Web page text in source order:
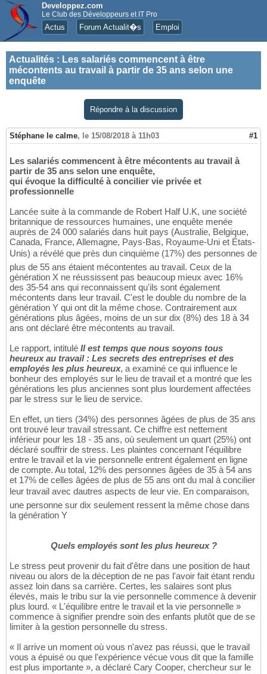
Developpez.com
Le Club des Développeurs et IT Pro
Actus Forum Actualit�s Emploi
Actualités : Les salariés commencent à être
mécontents au travail à partir de 35 ans selon une
enquête
Répondre à la discussion
Stéphane le calme, le 15/08/2018 à 11h03 #1
Les salariés commencent à être mécontents au travail à
partir de 35 ans selon une enquête,
qui évoque la difficulté à concilier vie privée et
professionnelle
Lancée suite à la commande de Robert Half U.K, une société
britannique de ressources humaines, une enquête menée
auprès de 24 000 salariés dans huit pays (Australie, Belgique,
Canada, France, Allemagne, Pays-Bas, Royaume-Uni et États-
Unis) a révélé que près dun cinquième (17%) des personnes de
plus de 55 ans étaient mécontentes au travail. Ceux de la
génération X ne réussissent pas beaucoup mieux avec 16%
des 35-54 ans qui reconnaissent qu'ils sont également
mécontents dans leur travail. C'est le double du nombre de la
génération Y qui ont dit la même chose. Contrairement aux
générations plus âgées, moins de un sur dix (8%) des 18 à 34
ans ont déclaré être mécontents au travail.
Le rapport, intitulé Il est temps que nous soyons tous
heureux au travail : Les secrets des entreprises et des
employés les plus heureux, a examiné ce qui influence le
bonheur des employés sur le lieu de travail et a montré que les
générations les plus anciennes sont plus lourdement affectées
par le stress sur le lieu de service.
En effet, un tiers (34%) des personnes âgées de plus de 35 ans
ont trouvé leur travail stressant. Ce chiffre est nettement
inférieur pour les 18 - 35 ans, où seulement un quart (25%) ont
déclaré souffrir de stress. Les plaintes concernant l'équilibre
entre le travail et la vie personnelle entrent également en ligne
de compte. Au total, 12% des personnes âgées de 35 à 54 ans
et 17% de celles âgées de plus de 55 ans ont du mal à concilier
leur travail avec dautres aspects de leur vie. En comparaison,
une personne sur dix seulement ressent la même chose dans
la génération Y
Quels employés sont les plus heureux ?
Le stress peut provenir du fait d'être dans une position de haut
niveau ou alors de la déception de ne pas l'avoir fait étant rendu
assez loin dans sa carrière. Certes, les salaires sont plus
élevés, mais le tribu sur la vie personnelle commence à devenir
plus lourd. « L'équilibre entre le travail et la vie personnelle »
commence à signifier prendre soin des enfants plutôt que de se
limiter à la gestion personnelle du stress.
« Il arrive un moment où vous n'avez pas réussi, que le travail
vous a épuisé ou que l'expérience vécue vous dit que la famille
est plus importante », a déclaré Cary Cooper, chercheur sur le